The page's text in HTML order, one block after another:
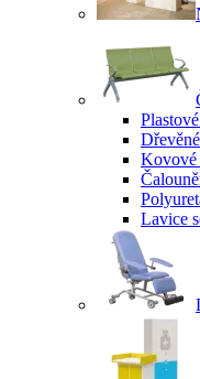
Kovové
Lavice